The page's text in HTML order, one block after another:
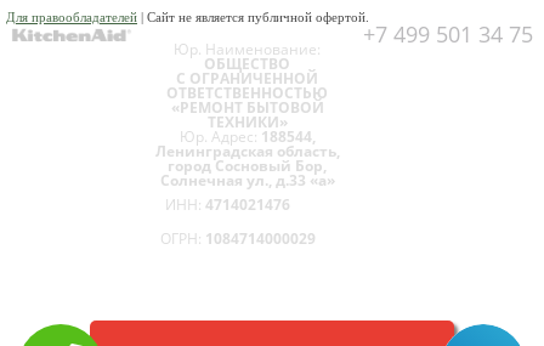
Для правообладателей | Сайт не является публичной офертой.
+7 499 501 34 75
Юр. Наименование:
ОБЩЕСТВО
С ОГРАНИЧЕННОЙ
ОТВЕТСТВЕННОСТЬЮ
«РЕМОНТ БЫТОВОЙ
ТЕХНИКИ»
Юр. Адрес: 188544,
Ленинградская область,
город Сосновый Бор,
Солнечная ул., д.33 «а»
ИНН: 4714021476
ОГРН: 1084714000029